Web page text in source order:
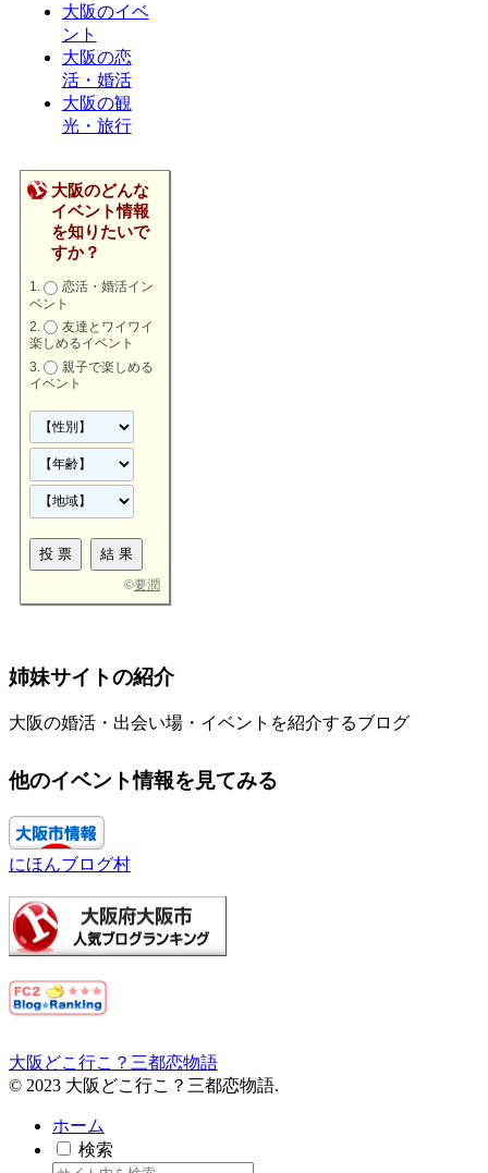
大阪のイベ
ント
大阪の恋
活・婚活
大阪の観
光・旅行
大阪のどんな
イベント情報
を知りたいで
すか？
恋活・婚活イン
ベント
友達とワイワイ
楽しめるイベント
親子で楽しめる
イベント
©要潤
姉妹サイトの紹介
大阪の婚活・出会い場・イベントを紹介するブログ
他のイベント情報を見てみる
にほんブログ村
大阪どこ行こ？三都恋物語
© 2023 大阪どこ行こ？三都恋物語.
ホーム
検索